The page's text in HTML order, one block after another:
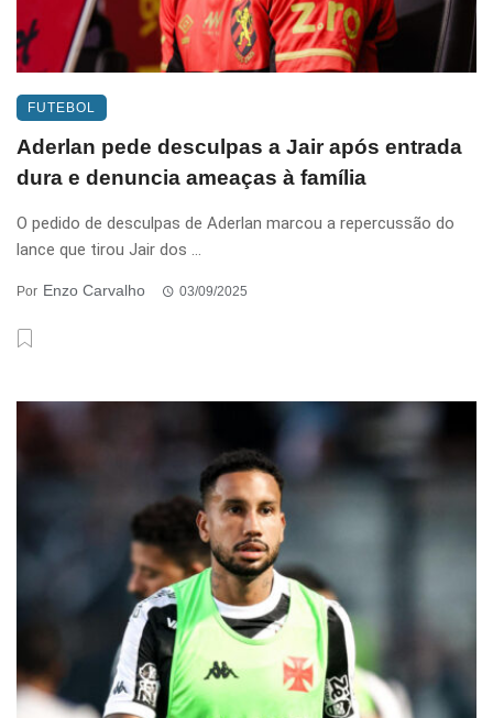
FUTEBOL
Aderlan pede desculpas a Jair após entrada
dura e denuncia ameaças à família
O pedido de desculpas de Aderlan marcou a repercussão do
lance que tirou Jair dos ...
Por Enzo Carvalho 03/09/2025